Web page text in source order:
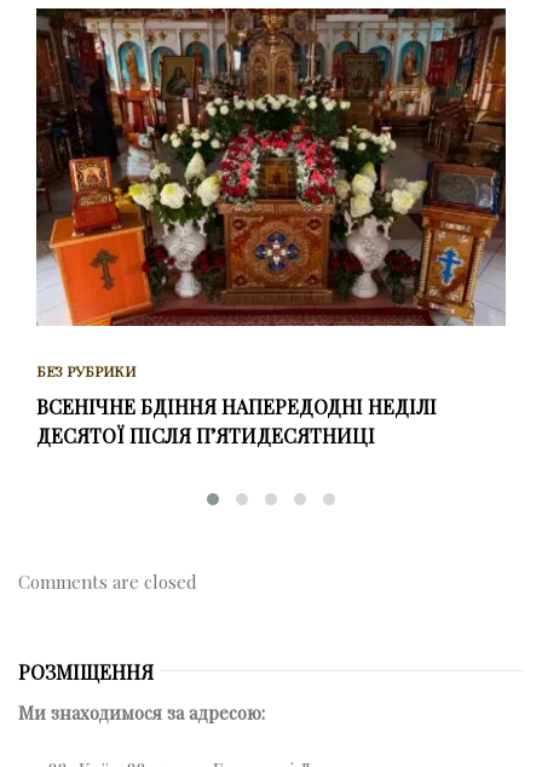
БЕЗ РУБРИКИ
ВСЕНІЧНЕ БДІННЯ НАПЕРЕДОДНІ НЕДІЛІ
ДЕСЯТОЇ ПІСЛЯ ПʼЯТИДЕСЯТНИЦІ
Comments are closed
РОЗМІЩЕННЯ
Ми знаходимося за адресою: